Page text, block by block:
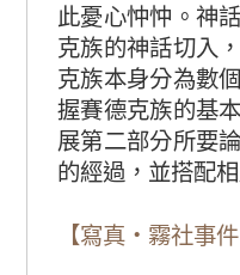
此憂心忡忡。神
克族的神話切入
克族本身分為數
握賽德克族的基
展第二部分所要
的經過，並搭配
【寫真‧霧社事